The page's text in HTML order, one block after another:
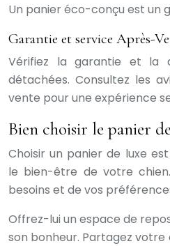
Un panier éco-conçu est un
Garantie et service Après-
Vérifiez la garantie et la
détachées. Consultez les
vente pour une expérience
Bien choisir le panier
Choisir un panier de luxe
le bien-être de votre
besoins et de vos
Offrez-lui un espace de
son bonheur. Partagez votre